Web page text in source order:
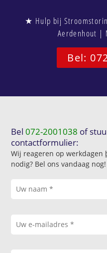
★ Hulp bij
Aerdenhout |
Bel:
Bel072-2001038 of
contactformulier:
Wij reageren op werkdagen
nodig? Bel ons vandaag nog!